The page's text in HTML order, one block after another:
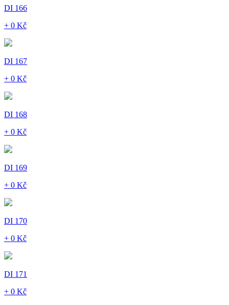
DI 166
+ 0 Kč
DI 167
+ 0 Kč
DI 168
+ 0 Kč
DI 169
+ 0 Kč
DI 170
+ 0 Kč
DI 171
+ 0 Kč